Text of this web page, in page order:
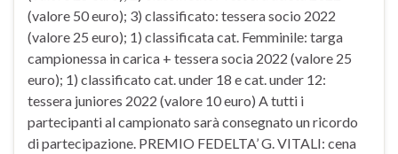
(valore 50 euro); 3) classificato: tessera socio 2022
(valore 25 euro); 1) classificata cat. Femminile: targa
campionessa in carica + tessera socia 2022 (valore 25
euro); 1) classificato cat. under 18 e cat. under 12:
tessera juniores 2022 (valore 10 euro) A tutti i
partecipanti al campionato sarà consegnato un ricordo
di partecipazione. PREMIO FEDELTA’ G. VITALI: cena